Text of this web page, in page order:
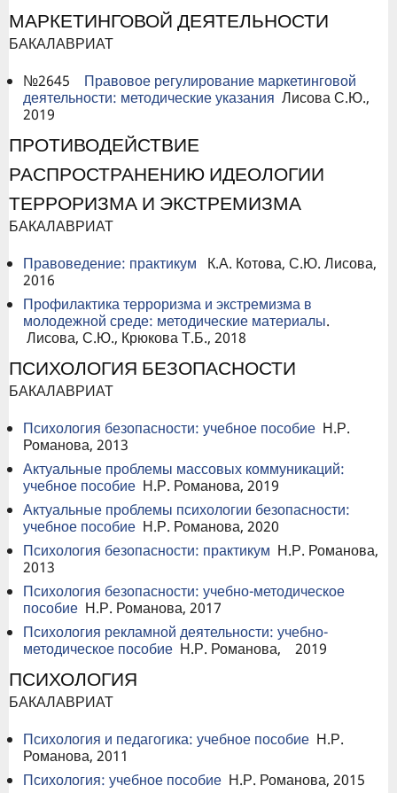
МАРКЕТИНГОВОЙ ДЕЯТЕЛЬНОСТИ
БАКАЛАВРИАТ
№2645 Правовое регулирование маркетинговой
деятельности: методические указания Лисова С.Ю.,
2019
ПРОТИВОДЕЙСТВИЕ
РАСПРОСТРАНЕНИЮ ИДЕОЛОГИИ
ТЕРРОРИЗМА И ЭКСТРЕМИЗМА
БАКАЛАВРИАТ
Правоведение: практикум К.А. Котова, С.Ю. Лисова,
2016
Профилактика терроризма и экстремизма в
молодежной среде: методические материалы.
Лисова, С.Ю., Крюкова Т.Б., 2018
ПСИХОЛОГИЯ БЕЗОПАСНОСТИ
БАКАЛАВРИАТ
Психология безопасности: учебное пособие Н.Р.
Романова, 2013
Актуальные проблемы массовых коммуникаций:
учебное пособие Н.Р. Романова, 2019
Актуальные проблемы психологии безопасности:
учебное пособие Н.Р. Романова, 2020
Психология безопасности: практикум Н.Р. Романова,
2013
Психология безопасности: учебно-методическое
пособие Н.Р. Романова, 2017
Психология рекламной деятельности: учебно-
методическое пособие Н.Р. Романова, 2019
ПСИХОЛОГИЯ
БАКАЛАВРИАТ
Психология и педагогика: учебное пособие Н.Р.
Романова, 2011
Психология: учебное пособие Н.Р. Романова, 2015